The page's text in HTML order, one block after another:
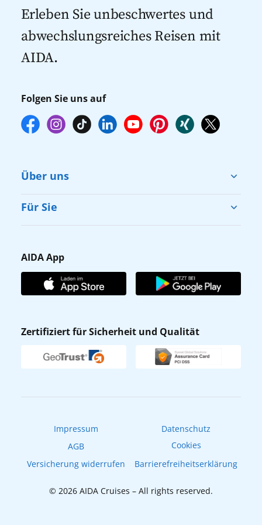
mehr zur Verfügung stehen. Deshalb
Ihrer Lieblingsausflüge vor Reisebeginn
online über myAIDA vorzunehmen.
Kreuzfahrten 2027
Erleben Sie unbeschwertes und
abwechslungsreiches Reisen mit
AIDA.
Folgen Sie uns auf
Über uns
Cruise & Help
Karriere
Affiliateprogramm
Verhaltens- & Ethikkodex
Newsletter
Für Sie
Gästefragebogen
AIDA Club
AIDA App
AIDA App
Zertifiziert für Sicherheit und Qualität
Impressum
Datenschutz
AGB
Cookies
Versicherung widerrufen
Barrierefreiheitserklärung
© 2026 AIDA Cruises – All rights reserved.